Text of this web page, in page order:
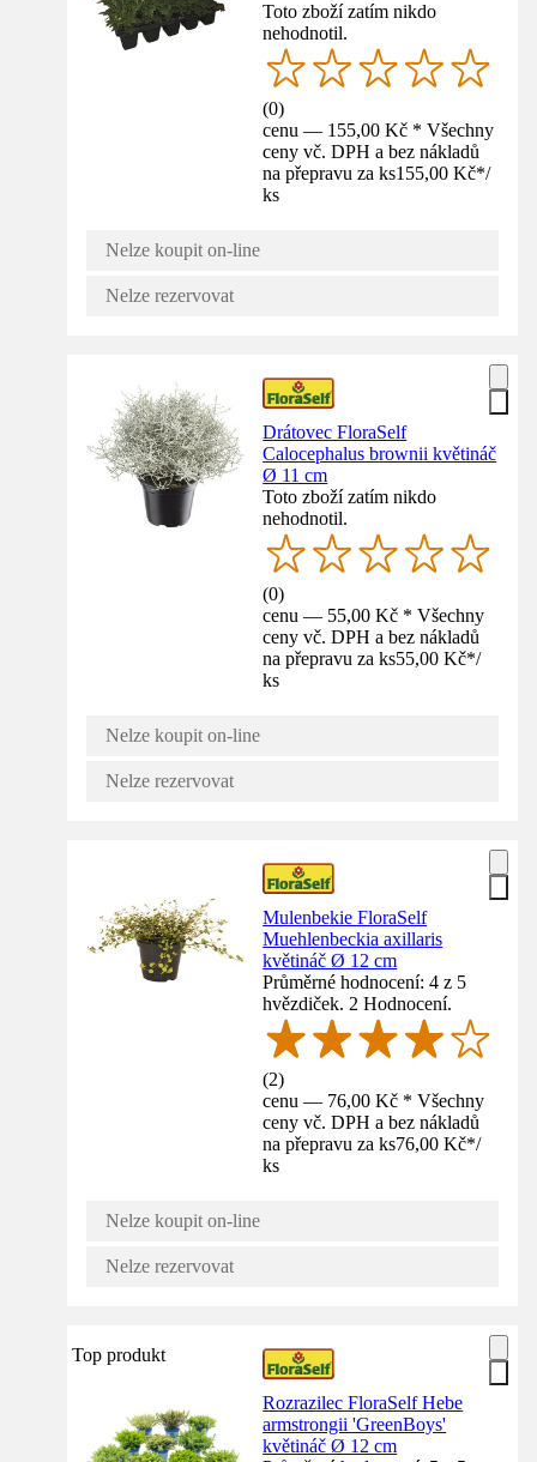
Toto zboží zatím nikdo
nehodnotil.
(0)
cenu — 155,00 Kč * Všechny
ceny vč. DPH a bez nákladů
na přepravu za ks155,00 Kč*/
ks
Nelze koupit on-line
Nelze rezervovat
Drátovec FloraSelf
Calocephalus brownii květináč
Ø 11 cm
Toto zboží zatím nikdo
nehodnotil.
(0)
cenu — 55,00 Kč * Všechny
ceny vč. DPH a bez nákladů
na přepravu za ks55,00 Kč*/
ks
Nelze koupit on-line
Nelze rezervovat
Mulenbekie FloraSelf
Muehlenbeckia axillaris
květináč Ø 12 cm
Průměrné hodnocení: 4 z 5
hvězdiček. 2 Hodnocení.
(2)
cenu — 76,00 Kč * Všechny
ceny vč. DPH a bez nákladů
na přepravu za ks76,00 Kč*/
ks
Nelze koupit on-line
Nelze rezervovat
Top produkt
Rozrazilec FloraSelf Hebe
armstrongii 'GreenBoys'
květináč Ø 12 cm